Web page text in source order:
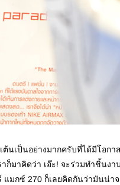
ป็นอย่างมากครับที่ได้มีโอกา
ก็มาคิดว่า เอ๊ะ! จะร่วมทำชิ้นง
มกซ์ 270 ก็เลยคิดกันว่ามันน่า